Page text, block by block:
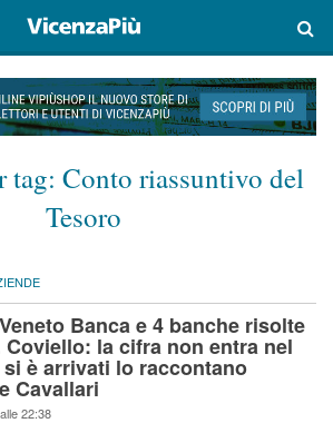
tag: Conto riassuntivo del
Tesoro
Banca e 4 banche risolte
Coviello: la cifra non entra nel
è arrivati lo raccontano
Cavallari
22:38